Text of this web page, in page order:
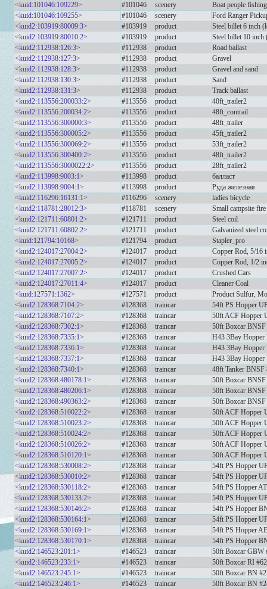
<kuid:101046:109229>
#101046 scenery
Boat people
<kuid:101046:109255>
#101046 scenery
Ford Ranger
<kuid2:103919:80009:3>
#103919 product
Steel billet 6 inch
<kuid2:103919:80010:2>
#103919 product
Steel billet 10 inch
<kuid2:112938:126:3>
#112938 product
Road ballast
<kuid2:112938:127:3>
#112938 product
Gravel
<kuid2:112938:128:3>
#112938 product
Gravel and sand
<kuid2:112938:130:3>
#112938 product
Sand
<kuid2:112938:131:3>
#112938 product
Track ballast
<kuid2:113556:200033:2>
#113556 product
40ft_trailer2
<kuid2:113556:200034:2>
#113556 product
48ft_contrail
<kuid2:113556:300000:3>
#113556 product
48ft_trailer
<kuid2:113556:300005:2>
#113556 product
45ft_trailer2
<kuid2:113556:300069:2>
#113556 product
53ft_trailer2
<kuid2:113556:300400:2>
#113556 product
48ft_trailer2
<kuid2:113556:3000022:2>
#113556 product
28ft_trailer2
<kuid2:113998:9003:1>
#113998 product
балласт
<kuid2:113998:9004:1>
#113998 product
Руда железная
<kuid2:116296:16131:1>
#116296 scenery
ladies bicycle
<kuid2:118781:28012:3>
#118781 scenery
Small campsite fire
<kuid2:121711:60801:2>
#121711 product
Steel coil
<kuid2:121711:60802:2>
#121711 product
Galvanized steel
<kuid:121794:10168>
#121794 product
Stapler_pro
<kuid2:124017:27004:2>
#124017 product
Copper Rod, 5/16
<kuid2:124017:27005:2>
#124017 product
Copper Rod, 1/2
<kuid2:124017:27007:2>
#124017 product
Crushed Cars
<kuid2:124017:27011:4>
#124017 product
Cleaner Coal
<kuid:127571:1362>
#127571 product
Product Sulfur,
<kuid2:128368:7104:2>
#128368 traincar
54ft PS Hopper
<kuid2:128368:7107:2>
#128368 traincar
50ft ACF Hopper
<kuid2:128368:7302:1>
#128368 traincar
50ft Boxcar BNSF
<kuid2:128368:7335:1>
#128368 traincar
H43 3Bay
<kuid2:128368:7336:1>
#128368 traincar
H43 3Bay
<kuid2:128368:7337:1>
#128368 traincar
H43 3Bay
<kuid2:128368:7340:1>
#128368 traincar
48ft Tanker BNSF
<kuid2:128368:480178:1>
#128368 traincar
50ft Boxcar BNSF
<kuid2:128368:480206:1>
#128368 traincar
50ft Boxcar BNSF
<kuid2:128368:490363:2>
#128368 traincar
50ft Boxcar BNSF
<kuid2:128368:510022:2>
#128368 traincar
50ft ACF Hopper
<kuid2:128368:510023:2>
#128368 traincar
50ft ACF Hopper
<kuid2:128368:510024:2>
#128368 traincar
50ft ACF Hopper
<kuid2:128368:510026:2>
#128368 traincar
50ft ACF Hopper
<kuid2:128368:510120:1>
#128368 traincar
50ft ACF Hopper
<kuid2:128368:530008:2>
#128368 traincar
54ft PS Hopper
<kuid2:128368:530010:2>
#128368 traincar
54ft PS Hopper
<kuid2:128368:530118:2>
#128368 traincar
54ft PS Hopper
<kuid2:128368:530133:2>
#128368 traincar
54ft PS Hopper
<kuid2:128368:530146:2>
#128368 traincar
54ft PS Hopper
<kuid2:128368:530164:1>
#128368 traincar
54ft PS Hopper
<kuid2:128368:530169:1>
#128368 traincar
54ft PS Hopper
<kuid2:128368:530170:1>
#128368 traincar
54ft PS Hopper
<kuid2:146523:201:1>
#146523 traincar
50ft Boxcar GBW
<kuid2:146523:233:1>
#146523 traincar
50ft Boxcar RI
<kuid2:146523:245:1>
#146523 traincar
50ft Boxcar BN
<kuid2:146523:246:1>
#146523 traincar
50ft Boxcar BN